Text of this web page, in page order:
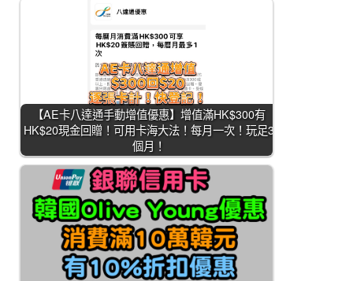
【AE卡八達通手動增值優惠】增值滿HK$300有
HK$20現金回贈！可用卡海大法！每月一次！玩足3
個月！